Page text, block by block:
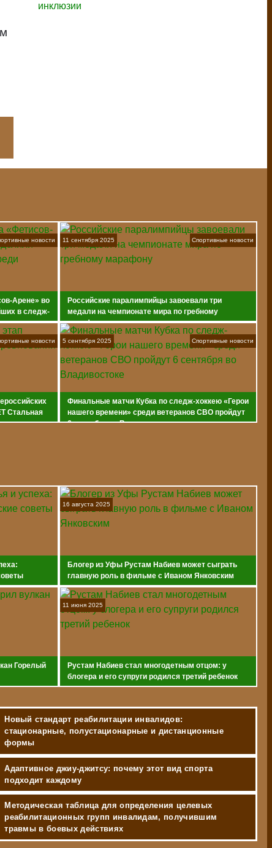
Арене» во
в следж-
новости 11 сентября 2025
Российские паралимпийцы завоевали три
медали на чемпионате мира по гребному
марафону
Спортивные новости
Стальная
новости 5 сентября 2025
Финальные матчи Кубка по следж-хоккею «Герои
нашего времени» среди ветеранов СВО пройдут
6 сентября во Владивостоке
Спортивные новости
16 августа 2025
Блогер из Уфы Рустам Набиев может сыграть
главную роль в фильме с Иваном Янковским
Горелый
11 июня 2025
Рустам Набиев стал многодетным отцом: у
блогера и его супруги родился третий ребенок
Новый стандарт реабилитации инвалидов:
стационарные, полустационарные и дистанционные
формы
Адаптивное джиу-джитсу: почему этот вид спорта
подходит каждому
Методическая таблица для определения целевых
реабилитационных групп инвалидам, получившим
травмы в боевых действиях